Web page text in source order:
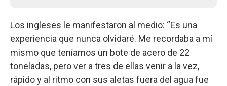
Los ingleses le manifestaron al medio: “Es una
experiencia que nunca olvidaré. Me recordaba a mí
mismo que teníamos un bote de acero de 22
toneladas, pero ver a tres de ellas venir a la vez,
rápido y al ritmo con sus aletas fuera del agua fue